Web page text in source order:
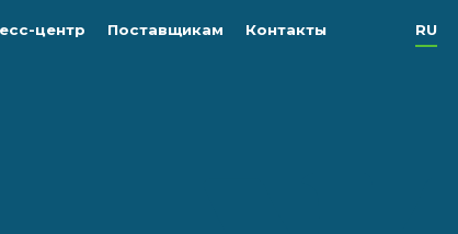
центр Поставщикам Контакты RU